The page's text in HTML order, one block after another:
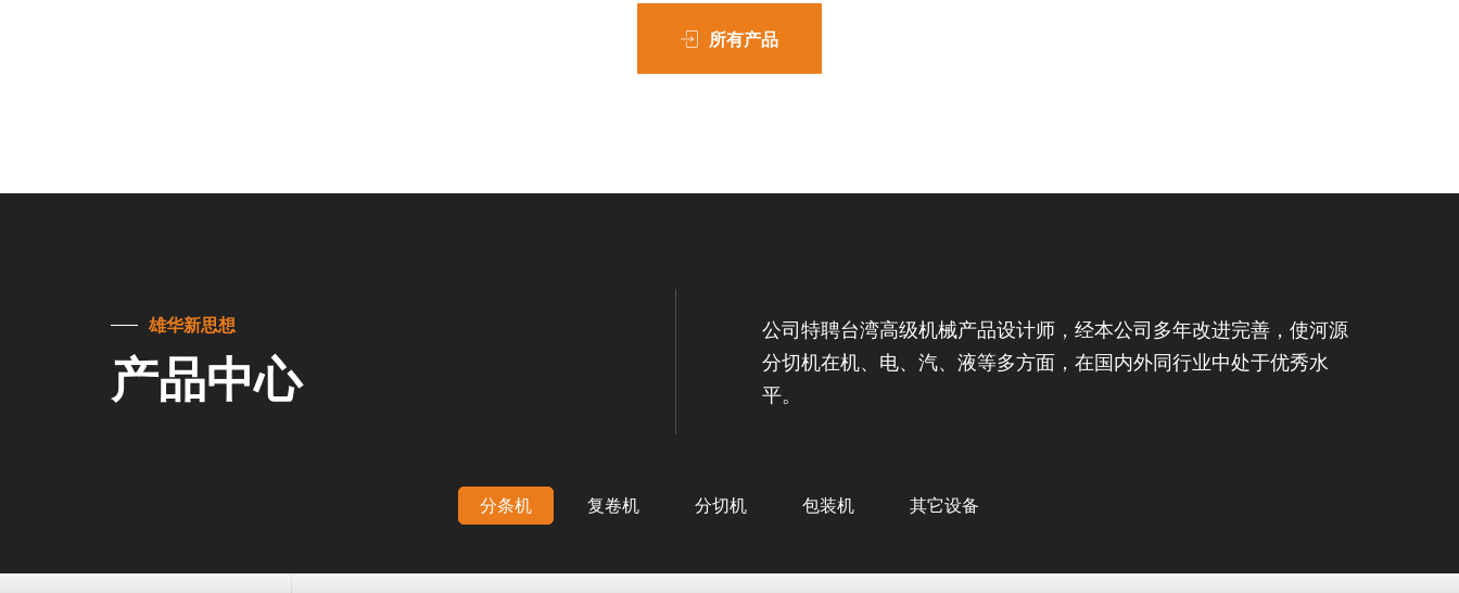
所有产品
雄华新思想
产品中心
公司特聘台湾高级机械产品设计师，经本公司多年改进完善，使河源
分切机在机、电、汽、液等多方面，在国内外同行业中处于优秀水
平。
分条机 复卷机 分切机 包装机 其它设备